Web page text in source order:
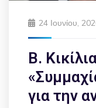
24 Ιουνίου,
Β.
για την